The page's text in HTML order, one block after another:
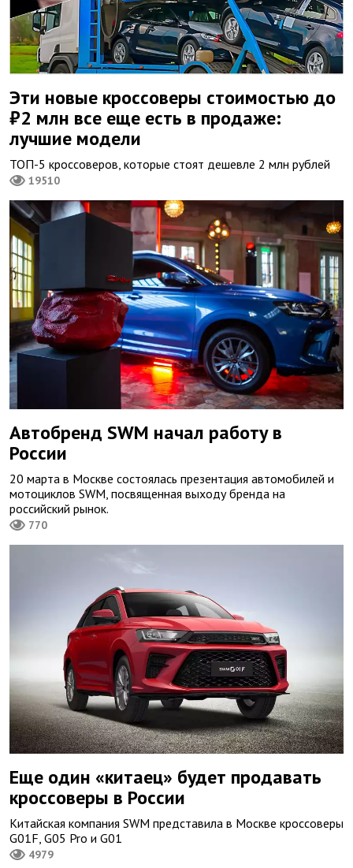
Эти новые кроссоверы стоимостью до
₽2 млн все еще есть в продаже:
лучшие модели
ТОП-5 кроссоверов, которые стоят дешевле 2 млн рублей
19510
Автобренд SWM начал работу в
России
20 марта в Москве состоялась презентация автомобилей и
мотоциклов SWM, посвященная выходу бренда на
российский рынок.
770
Еще один «китаец» будет продавать
кроссоверы в России
Китайская компания SWM представила в Москве кроссоверы
G01F, G05 Pro и G01
4979